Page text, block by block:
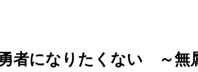
者になりたくない ～無